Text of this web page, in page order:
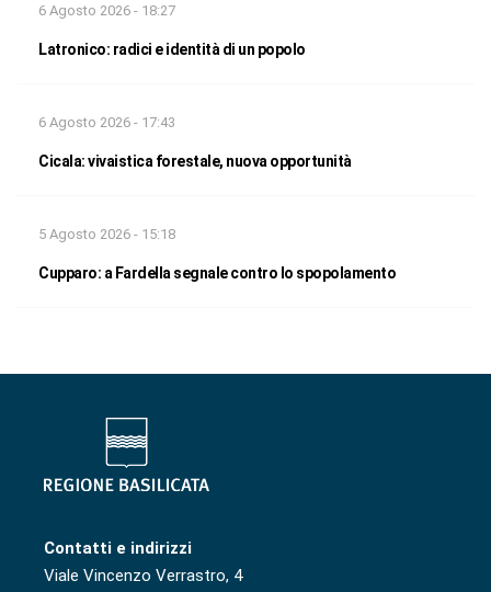
6 Agosto 2026 - 18:27
Latronico: radici e identità di un popolo
6 Agosto 2026 - 17:43
Cicala: vivaistica forestale, nuova opportunità
5 Agosto 2026 - 15:18
Cupparo: a Fardella segnale contro lo spopolamento
Contatti e indirizzi
Viale Vincenzo Verrastro, 4